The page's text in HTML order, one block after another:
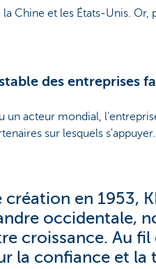
Chine et les États-Unis.
des entreprises
un acteur mondial,
sur lesquels s'appuyer.
création en 1953,
occidentale,
croissance. Au
la confiance et